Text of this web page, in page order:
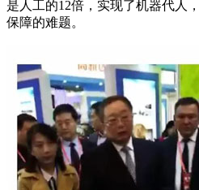
是人工的12倍，实现了机器代人
保障的难题。